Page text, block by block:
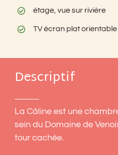
étage, vue sur rivière
TV écran plat orientable
Descriptif
La Câline est une
sein du Domaine de
tour cachée.